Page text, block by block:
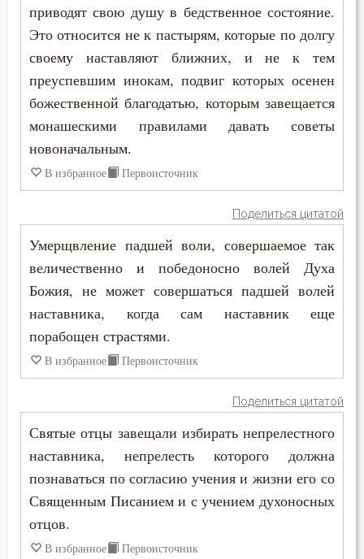
Богородица
Богоугождение
Болезнь
Будущее
Вера
Ветхий Завет
Вечные муки
Воздаяние
Воздержание
Воля Божия
Воскресение
Воскресение Христово
Высокомерие
Иустин (Попович)
Киприан Карфагенский
Кирилл Александрийский
Максим Исповедник
Никодим Святогорец
Николай Сербский
Нил Синайский
Силуан Афонский
Тихон Задонский
Феодор Студит
Феодор Эдесский
Феофан Затворник
приводят свою душу в бедственное состояние.
Это относится не к пастырям, которые по долгу
своему наставляют ближних, и не к тем
преуспевшим инокам, подвиг которых осенен
божественной благодатью, которым завещается
монашескими правилами давать советы
новоначальным.
В избранное Первоисточник
Поделиться цитатой
Умерщвление падшей воли, совершаемое так
величественно и победоносно волей Духа
Божия, не может совершаться падшей волей
наставника, когда сам наставник еще
порабощен страстями.
В избранное Первоисточник
Поделиться цитатой
Святые отцы завещали избирать непрелестного
наставника, непрелесть которого должна
познаваться по согласию учения и жизни его со
Священным Писанием и с учением духоносных
отцов.
В избранное Первоисточник